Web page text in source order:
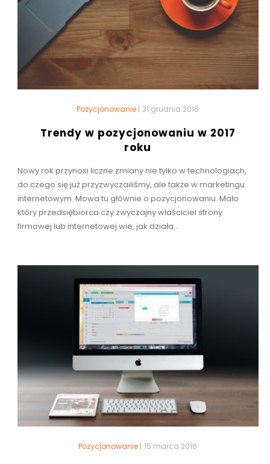
Pozycjonowanie | 31 grudnia 2016
Trendy w pozycjonowaniu w 2017
roku
Nowy rok przynosi liczne zmiany nie tylko w technologiach,
do czego się już przyzwyczailiśmy, ale także w marketingu
internetowym. Mowa tu głównie o pozycjonowaniu. Mało
który przedsiębiorca czy zwyczajny właściciel strony
firmowej lub internetowej wie, jak działa...
Pozycjonowanie | 15 marca 2016